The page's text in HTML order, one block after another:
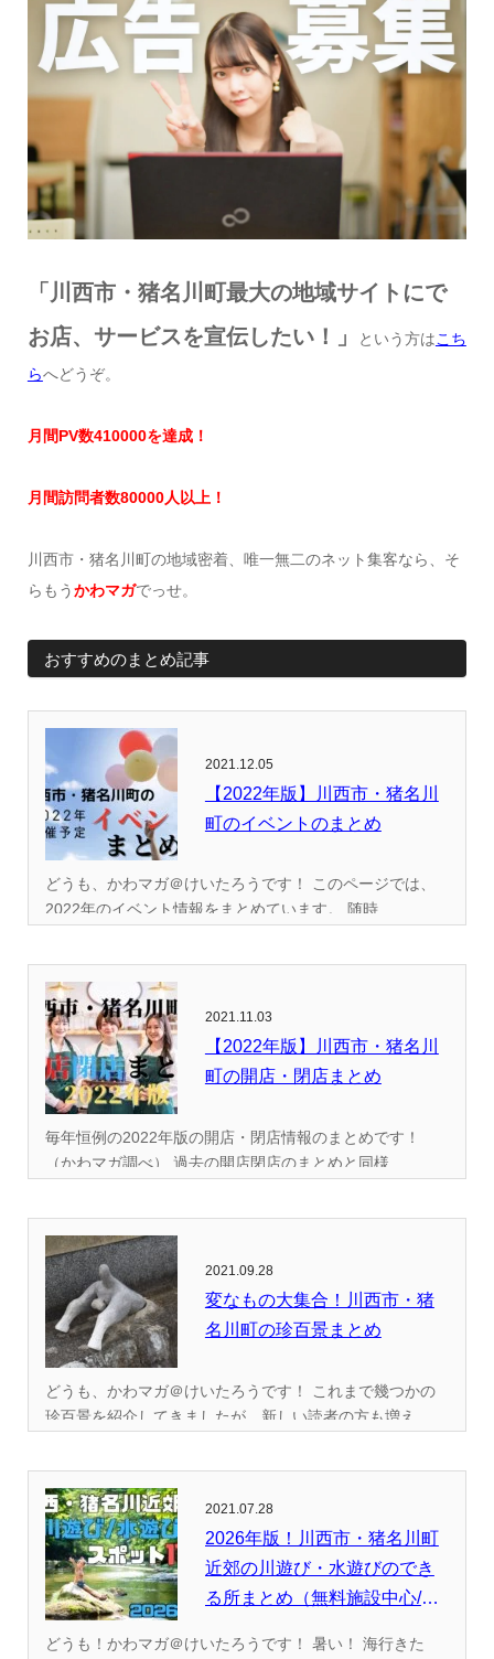
「川西市・猪名川町最大の地域サイトにで
お店、サービスを宣伝したい！」
という方はこち
らへどうぞ。
月間PV数410000を達成！
月間訪問者数80000人以上！
川西市・猪名川町の地域密着、唯一無二のネット集客なら、そ
らもうかわマガでっせ。
おすすめのまとめ記事
2021.12.05
【2022年版】川西市・猪名川
町のイベントのまとめ
どうも、かわマガ＠けいたろうです！ このページでは、
2022年のイベント情報をまとめています。 随時...
2021.11.03
【2022年版】川西市・猪名川
町の開店・閉店まとめ
毎年恒例の2022年版の開店・閉店情報のまとめです！
（かわマガ調べ） 過去の開店閉店のまとめと同様...
2021.09.28
変なもの大集合！川西市・猪
名川町の珍百景まとめ
どうも、かわマガ＠けいたろうです！ これまで幾つかの
珍百景を紹介してきましたが、新しい読者の方も増え...
2021.07.28
2026年版！川西市・猪名川町
近郊の川遊び・水遊びのでき
る所まとめ（無料施設中心/
どうも！かわマガ＠けいたろうです！ 暑い！ 海行きた